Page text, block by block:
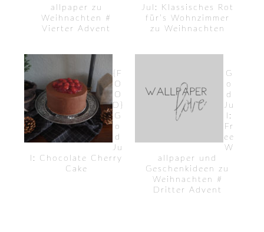
allpaper zu
Weihnachten #
Vierter Advent
Jul: Klassisches Rot
für’s Wohnzimmer
zu Weihnachten
{F
O
O
D}
G
o
d
Ju
l: Chocolate Cherry
Cake
G
o
d
Ju
l:
Fr
ee
W
allpaper und
Geschenkideen zu
Weihnachten #
Dritter Advent